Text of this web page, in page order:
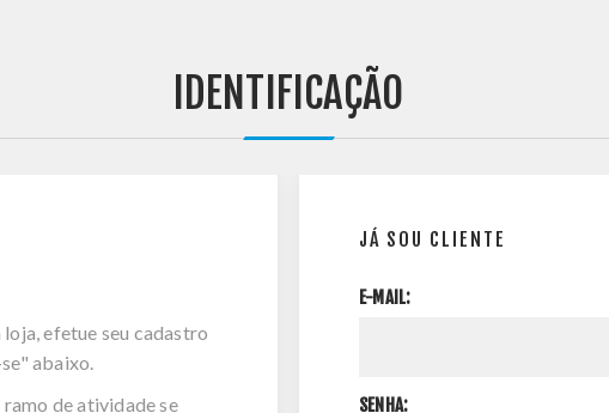
IDENTIFICAÇÃO
efetue seu cadastro
abaixo.
de atividade se
JÁ SOU CLIENTE
E-MAIL:
SENHA: